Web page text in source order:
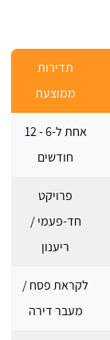
תדירות
ממוצעת
אחת ל-6 - 12
חודשים
פרויקט
חד-פעמי /
ריענון
לקראת פסח /
מעבר דירה